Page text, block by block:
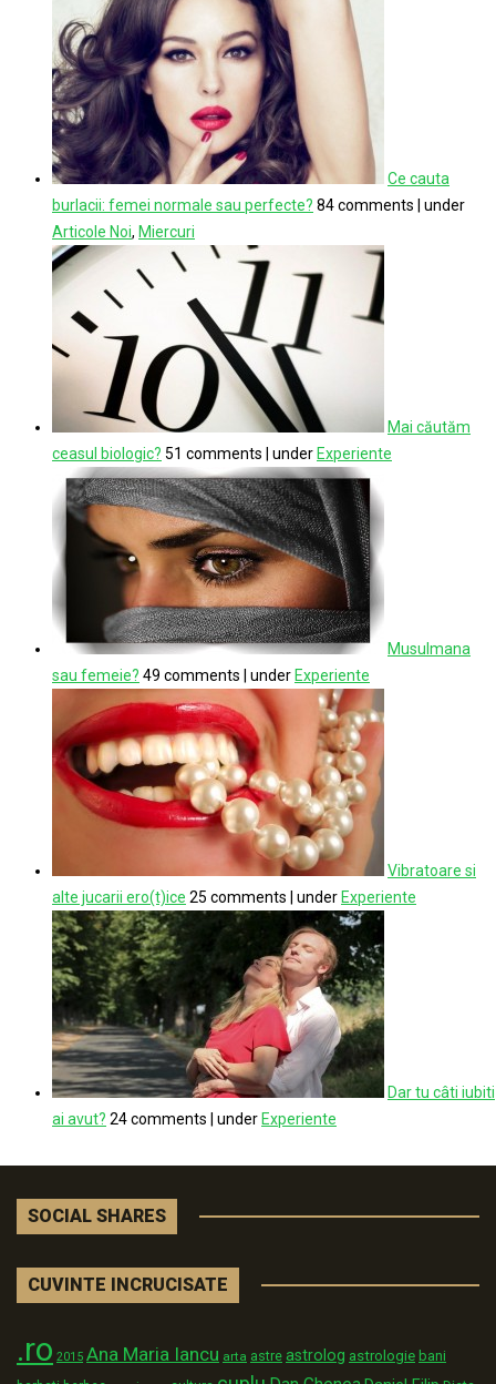
Ce cauta
burlacii: femei normale sau perfecte? 84 comments
under
Articole Noi, Miercuri
Mai căutăm
ceasul biologic? 51 comments under Experiente
Musulmana
sau femeie? 49 comments under Experiente
Vibratoare si
alte jucarii ero(t)ice 25 comments under Experiente
Dar tu câti iubiti
ai avut? 24 comments under Experiente
SOCIAL SHARES
CUVINTE INCRUCISATE
.ro 2015 Ana Maria Iancu arta astre astrolog astrologie bani